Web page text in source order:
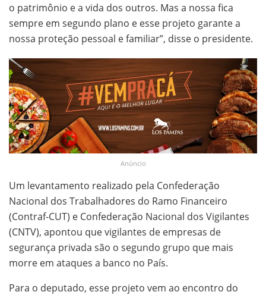
o patrimônio e a vida dos outros. Mas a nossa fica
sempre em segundo plano e esse projeto garante a
nossa proteção pessoal e familiar”, disse o presidente.
Anúncio
Um levantamento realizado pela Confederação
Nacional dos Trabalhadores do Ramo Financeiro
(Contraf-CUT) e Confederação Nacional dos Vigilantes
(CNTV), apontou que vigilantes de empresas de
segurança privada são o segundo grupo que mais
morre em ataques a banco no País.
Para o deputado, esse projeto vem ao encontro do